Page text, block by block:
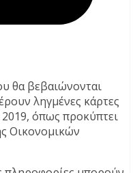
θα βεβαιώνονται
ληγμένες κάρτες
2019, όπως προκύπτει
Οικονομικών